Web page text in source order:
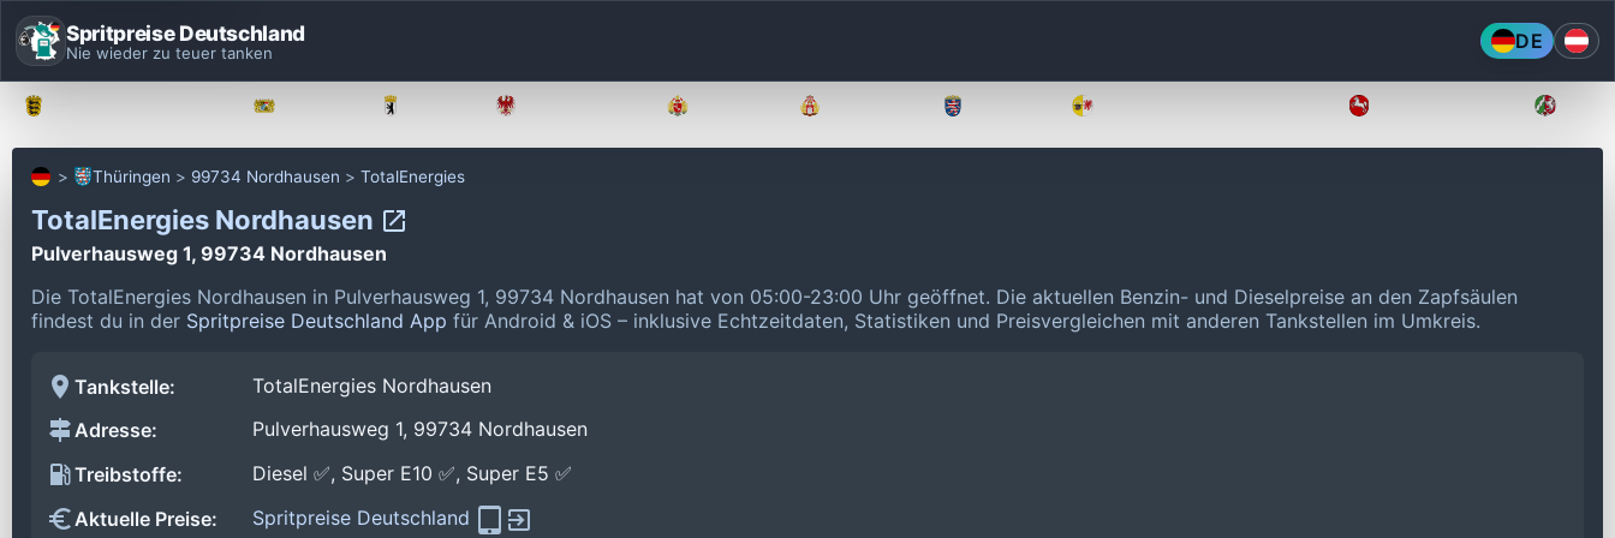
Spritpreise Deutschland
Nie wieder zu teuer tanken DE
Thüringen 99734 Nordhausen TotalEnergies
TotalEnergies Nordhausen
Pulverhausweg 1, 99734 Nordhausen
Die TotalEnergies Nordhausen in Pulverhausweg 1, 99734 Nordhausen hat von 05:00-23:00 Uhr geöffnet. Die aktuellen Benzin- und Dieselpreise an den Zapfsäulen
findest du in der Spritpreise Deutschland App für Android & iOS – inklusive Echtzeitdaten, Statistiken und Preisvergleichen mit anderen Tankstellen im Umkreis.
Tankstelle:
TotalEnergies Nordhausen
Adresse:
Pulverhausweg 1, 99734 Nordhausen
Treibstoffe:
Diesel ✅, Super E10 ✅, Super E5 ✅
Aktuelle Preise:
Spritpreise Deutschland